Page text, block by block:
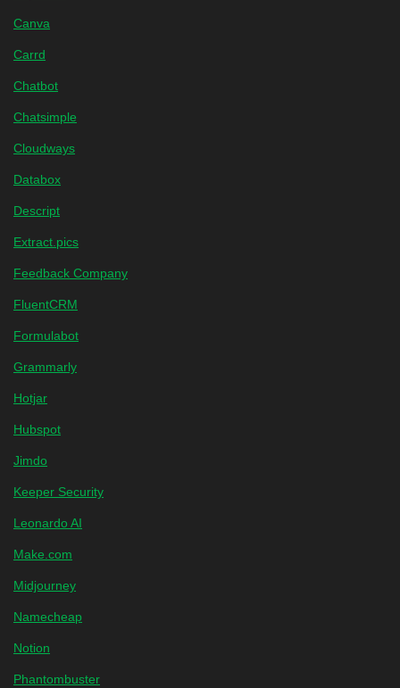
Canva
Carrd
Chatbot
Chatsimple
Cloudways
Databox
Descript
Extract.pics
Feedback Company
FluentCRM
Formulabot
Grammarly
Hotjar
Hubspot
Jimdo
Keeper Security
Leonardo AI
Make.com
Midjourney
Namecheap
Notion
Phantombuster